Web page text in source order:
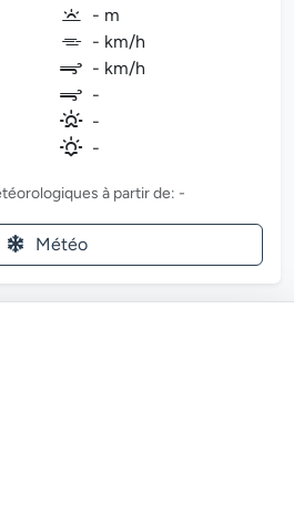
- m
- km/h
- km/h
-
-
-
à partir de: -
Météo